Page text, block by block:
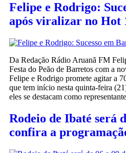
Felipe e Rodrigo:
após viralizar no Hot
Da Redação Rádio Aruanã FM
Festa do Peão de Barretos com a
Felipe e Rodrigo promete agitar a
que tem início nesta quinta-feira
eles se destacam como
Rodeio de Ibaté será
confira a